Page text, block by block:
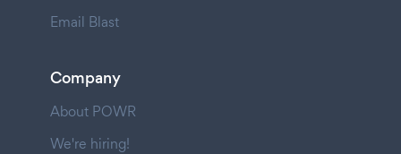
Email Blast
Company
About POWR
We're hiring!